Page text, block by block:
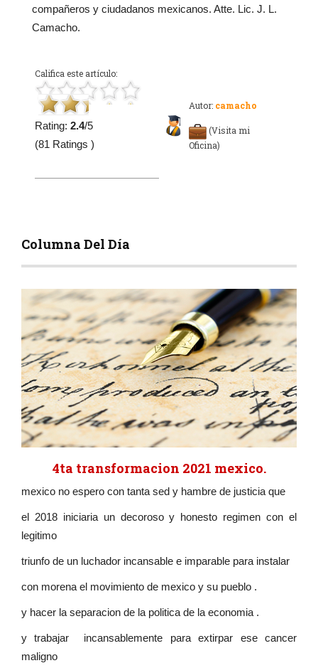
compañeros y ciudadanos mexicanos. Atte. Lic. J. L.
Camacho.
Califica este artículo:
Rating: 2.4/5
(81 Ratings )
Autor: camacho
(Visita mi
Oficina)
Columna Del Día
4ta transformacion 2021 mexico.
mexico no espero con tanta sed y hambre de justicia que
el 2018 iniciaria un decoroso y honesto regimen con el
legitimo
triunfo de un luchador incansable e imparable para instalar
con morena el movimiento de mexico y su pueblo .
y hacer la separacion de la politica de la economia .
y trabajar incansablemente para extirpar ese cancer
maligno